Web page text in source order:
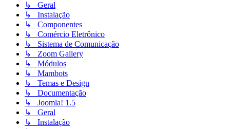
↳ Geral
↳ Instalação
↳ Componentes
↳ Comércio Eletrônico
↳ Sistema de Comunicação
↳ Zoom Gallery
↳ Módulos
↳ Mambots
↳ Temas e Design
↳ Documentação
↳ Joomla! 1.5
↳ Geral
↳ Instalação